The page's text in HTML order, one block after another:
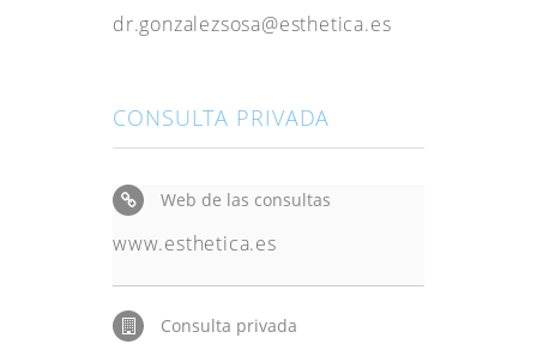
dr.gonzalezsosa@esthetica.es
CONSULTA PRIVADA
Web de las consultas
www.esthetica.es
Consulta privada